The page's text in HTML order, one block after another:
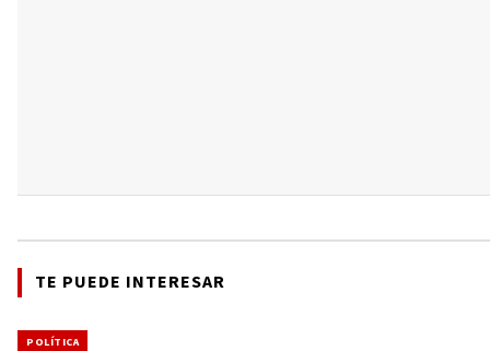
TE PUEDE INTERESAR
POLÍTICA